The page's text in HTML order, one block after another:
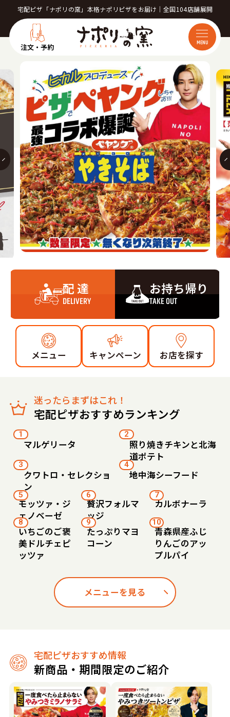
宅配ピザ「ナポリの窯」本格ナポリピザをお届け｜全国104店舗展開
注文・予約 MENU
配 達
DELIVERY
お持ち帰り
TAKE OUT
メニュー キャンペーン お店を探す
迷ったらまずはこれ！
宅配ピザおすすめランキング
1
マルゲリータ
2
照り焼きチキンと北海
道ポテト
3
クワトロ・セレクショ
ン
4
地中海シーフード
5
モッツァ・ジ
ェノベーゼ
6
贅沢フォルマ
ッジ
7
カルボナーラ
8
いちごのご褒
美ドルチェピ
ッツァ
9
たっぷりマヨ
コーン
10
青森県産ふじ
りんごのアッ
プルパイ
メニューを見る
宅配ピザおすすめ情報
新商品・期間限定のご紹介